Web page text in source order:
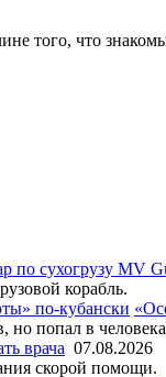
того, что
по сухогрузу MV
корабль.
но попал в
врача 07.08.2026
скорой помощи.